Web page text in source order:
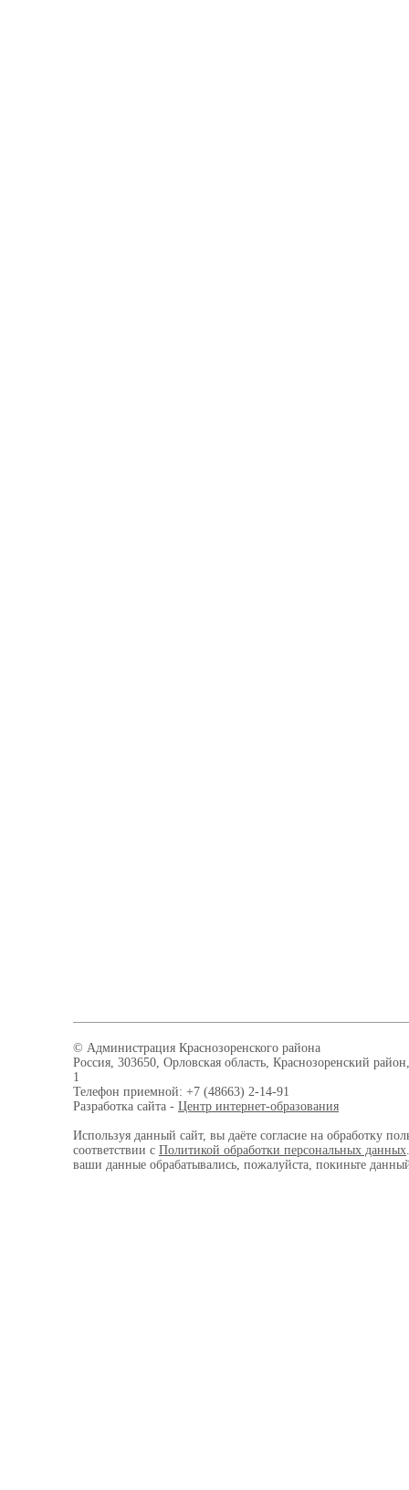
© Администрация Краснозоренского района
Россия, 303650, Орловская область, Краснозоренский
1
Телефон приемной: +7 (48663) 2-14-91
Разработка сайта - Центр интернет-образования
Используя данный сайт, вы даёте согласие на обработку
соответствии с Политикой обработки персональных данных
ваши данные обрабатывались, пожалуйста, покиньте